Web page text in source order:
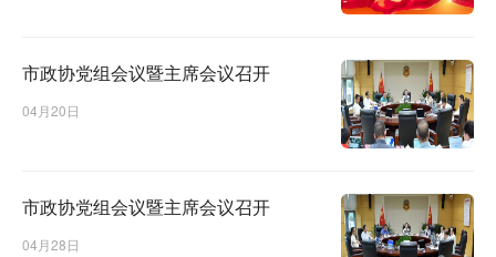
市政协党组会议暨主席会议召开
04月20日
市政协党组会议暨主席会议召开
04月28日